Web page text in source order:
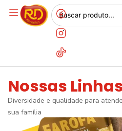
Nossas Linhas
Diversidade e qualidade para
sua família